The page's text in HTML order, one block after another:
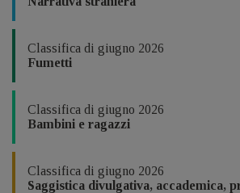
Classifica di giugno 2026
Fumetti
Classifica di giugno 2026
Bambini e ragazzi
Classifica di giugno 2026
Saggistica divulgativa, accademica,